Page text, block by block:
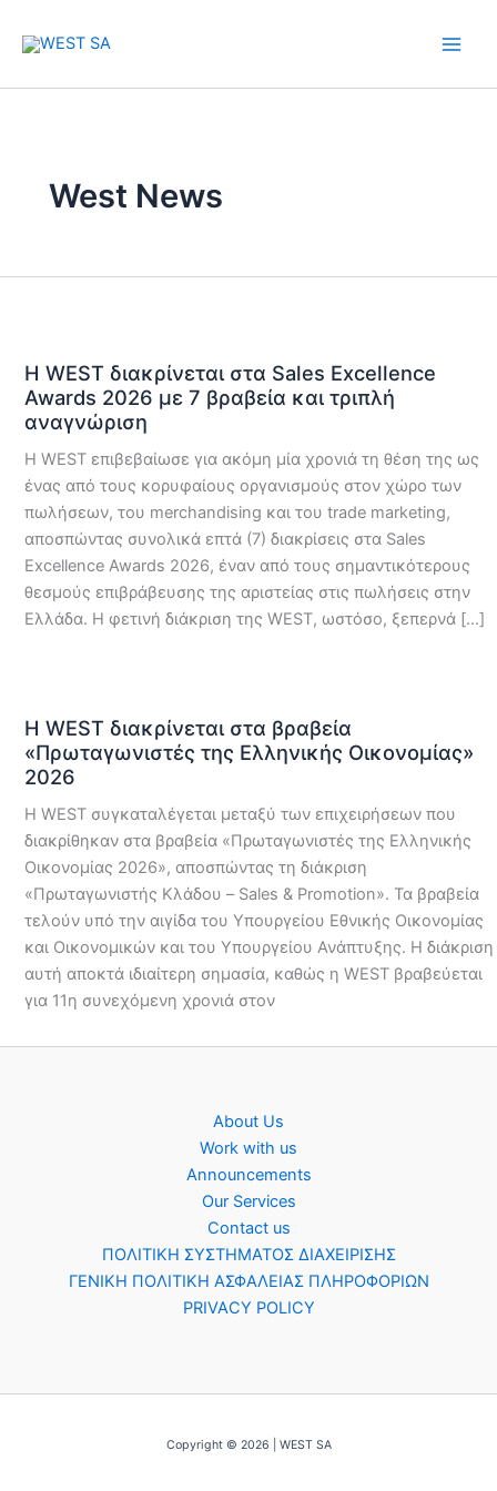
West News
Η WEST διακρίνεται στα Sales Excellence
Awards 2026 με 7 βραβεία και τριπλή
αναγνώριση
Η WEST επιβεβαίωσε για ακόμη μία χρονιά τη θέση της ως
ένας από τους κορυφαίους οργανισμούς στον χώρο των
πωλήσεων, του merchandising και του trade marketing,
αποσπώντας συνολικά επτά (7) διακρίσεις στα Sales
Excellence Awards 2026, έναν από τους σημαντικότερους
θεσμούς επιβράβευσης της αριστείας στις πωλήσεις στην
Ελλάδα. Η φετινή διάκριση της WEST, ωστόσο, ξεπερνά […]
Η WEST διακρίνεται στα βραβεία
«Πρωταγωνιστές της Ελληνικής Οικονομίας»
2026
Η WEST συγκαταλέγεται μεταξύ των επιχειρήσεων που
διακρίθηκαν στα βραβεία «Πρωταγωνιστές της Ελληνικής
Οικονομίας 2026», αποσπώντας τη διάκριση
«Πρωταγωνιστής Κλάδου – Sales & Promotion». Τα βραβεία
τελούν υπό την αιγίδα του Υπουργείου Εθνικής Οικονομίας
και Οικονομικών και του Υπουργείου Ανάπτυξης. Η διάκριση
αυτή αποκτά ιδιαίτερη σημασία, καθώς η WEST βραβεύεται
για 11η συνεχόμενη χρονιά στον
About Us
Work with us
Announcements
Our Services
Contact us
ΠΟΛΙΤΙΚΗ ΣΥΣΤΗΜΑΤΟΣ ΔΙΑΧΕΙΡΙΣΗΣ
ΓΕΝΙΚΗ ΠΟΛΙΤΙΚΗ ΑΣΦΑΛΕΙΑΣ ΠΛΗΡΟΦΟΡΙΩΝ
PRIVACY POLICY
Copyright © 2026 | WEST SA